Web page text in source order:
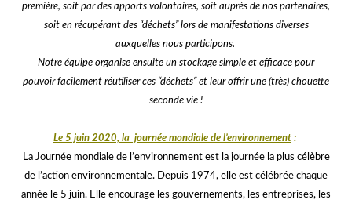
première, soit par des apports volontaires, soit auprès de nos partenaires,
soit en récupérant des “déchets” lors de manifestations diverses
auxquelles nous participons.
Notre équipe organise ensuite un stockage simple et efficace pour
pouvoir facilement réutiliser ces “déchets” et leur offrir une (très) chouette
seconde vie !
Le 5 juin 2020, la journée mondiale de l’environnement :
La Journée mondiale de l’environnement est la journée la plus célèbre
de l’action environnementale. Depuis 1974, elle est célébrée chaque
année le 5 juin. Elle encourage les gouvernements, les entreprises, les